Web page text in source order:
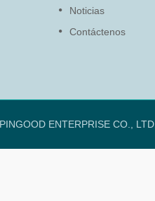
Noticias
Contáctenos
el cierre de la tapa y el
Leer Más
PINGOOD ENTERPRISE CO.,